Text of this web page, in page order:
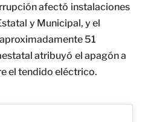
afectó instalaciones
y Municipal, y el
51
atribuyó el apagón a
el tendido eléctrico.